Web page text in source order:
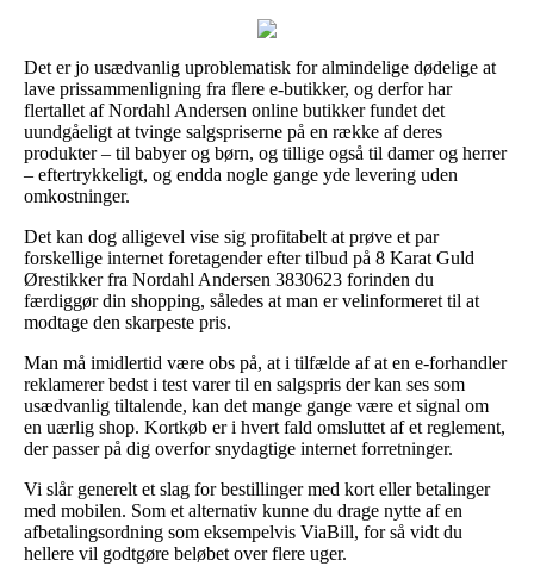
Det er jo usædvanlig uproblematisk for almindelige dødelige at
lave prissammenligning fra flere e-butikker, og derfor har
flertallet af Nordahl Andersen online butikker fundet det
uundgåeligt at tvinge salgspriserne på en række af deres
produkter – til babyer og børn, og tillige også til damer og herrer
– eftertrykkeligt, og endda nogle gange yde levering uden
omkostninger.
Det kan dog alligevel vise sig profitabelt at prøve et par
forskellige internet foretagender efter tilbud på 8 Karat Guld
Ørestikker fra Nordahl Andersen 3830623 forinden du
færdiggør din shopping, således at man er velinformeret til at
modtage den skarpeste pris.
Man må imidlertid være obs på, at i tilfælde af at en e-forhandler
reklamerer bedst i test varer til en salgspris der kan ses som
usædvanlig tiltalende, kan det mange gange være et signal om
en uærlig shop. Kortkøb er i hvert fald omsluttet af et reglement,
der passer på dig overfor snydagtige internet forretninger.
Vi slår generelt et slag for bestillinger med kort eller betalinger
med mobilen. Som et alternativ kunne du drage nytte af en
afbetalingsordning som eksempelvis ViaBill, for så vidt du
hellere vil godtgøre beløbet over flere uger.